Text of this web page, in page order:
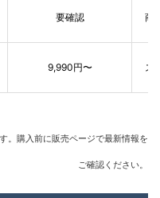
要確認 商
9,990円〜 ス
。購入前に販売ページで最新情報を
ご確認ください。